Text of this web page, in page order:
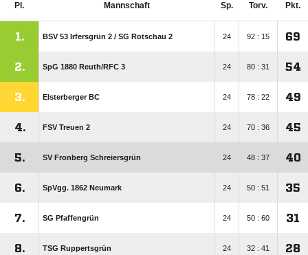
Pl. Mannschaft Sp. Torv. Pkt.
1. BSV 53 Irfersgrün 2 /​ SG Rotschau 2 24 92 : 15 69
2. SpG 1880 Reuth/​RFC 3 24 80 : 31 54
3. Elsterberger BC 24 78 : 22 49
4. FSV Treuen 2 24 70 : 36 45
5. SV Fronberg Schreiersgrün 24 48 : 37 40
6. SpVgg. 1862 Neumark 24 50 : 51 35
7. SG Pfaffengrün 24 50 : 60 31
8. TSG Ruppertsgrün 24 32 : 41 28